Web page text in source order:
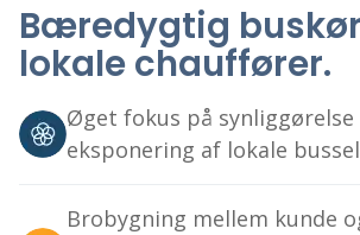
Bæredygtig
lokale chauffører.
Øget fokus på synliggørelse
eksponering af lokale
Brobygning mellem kunde